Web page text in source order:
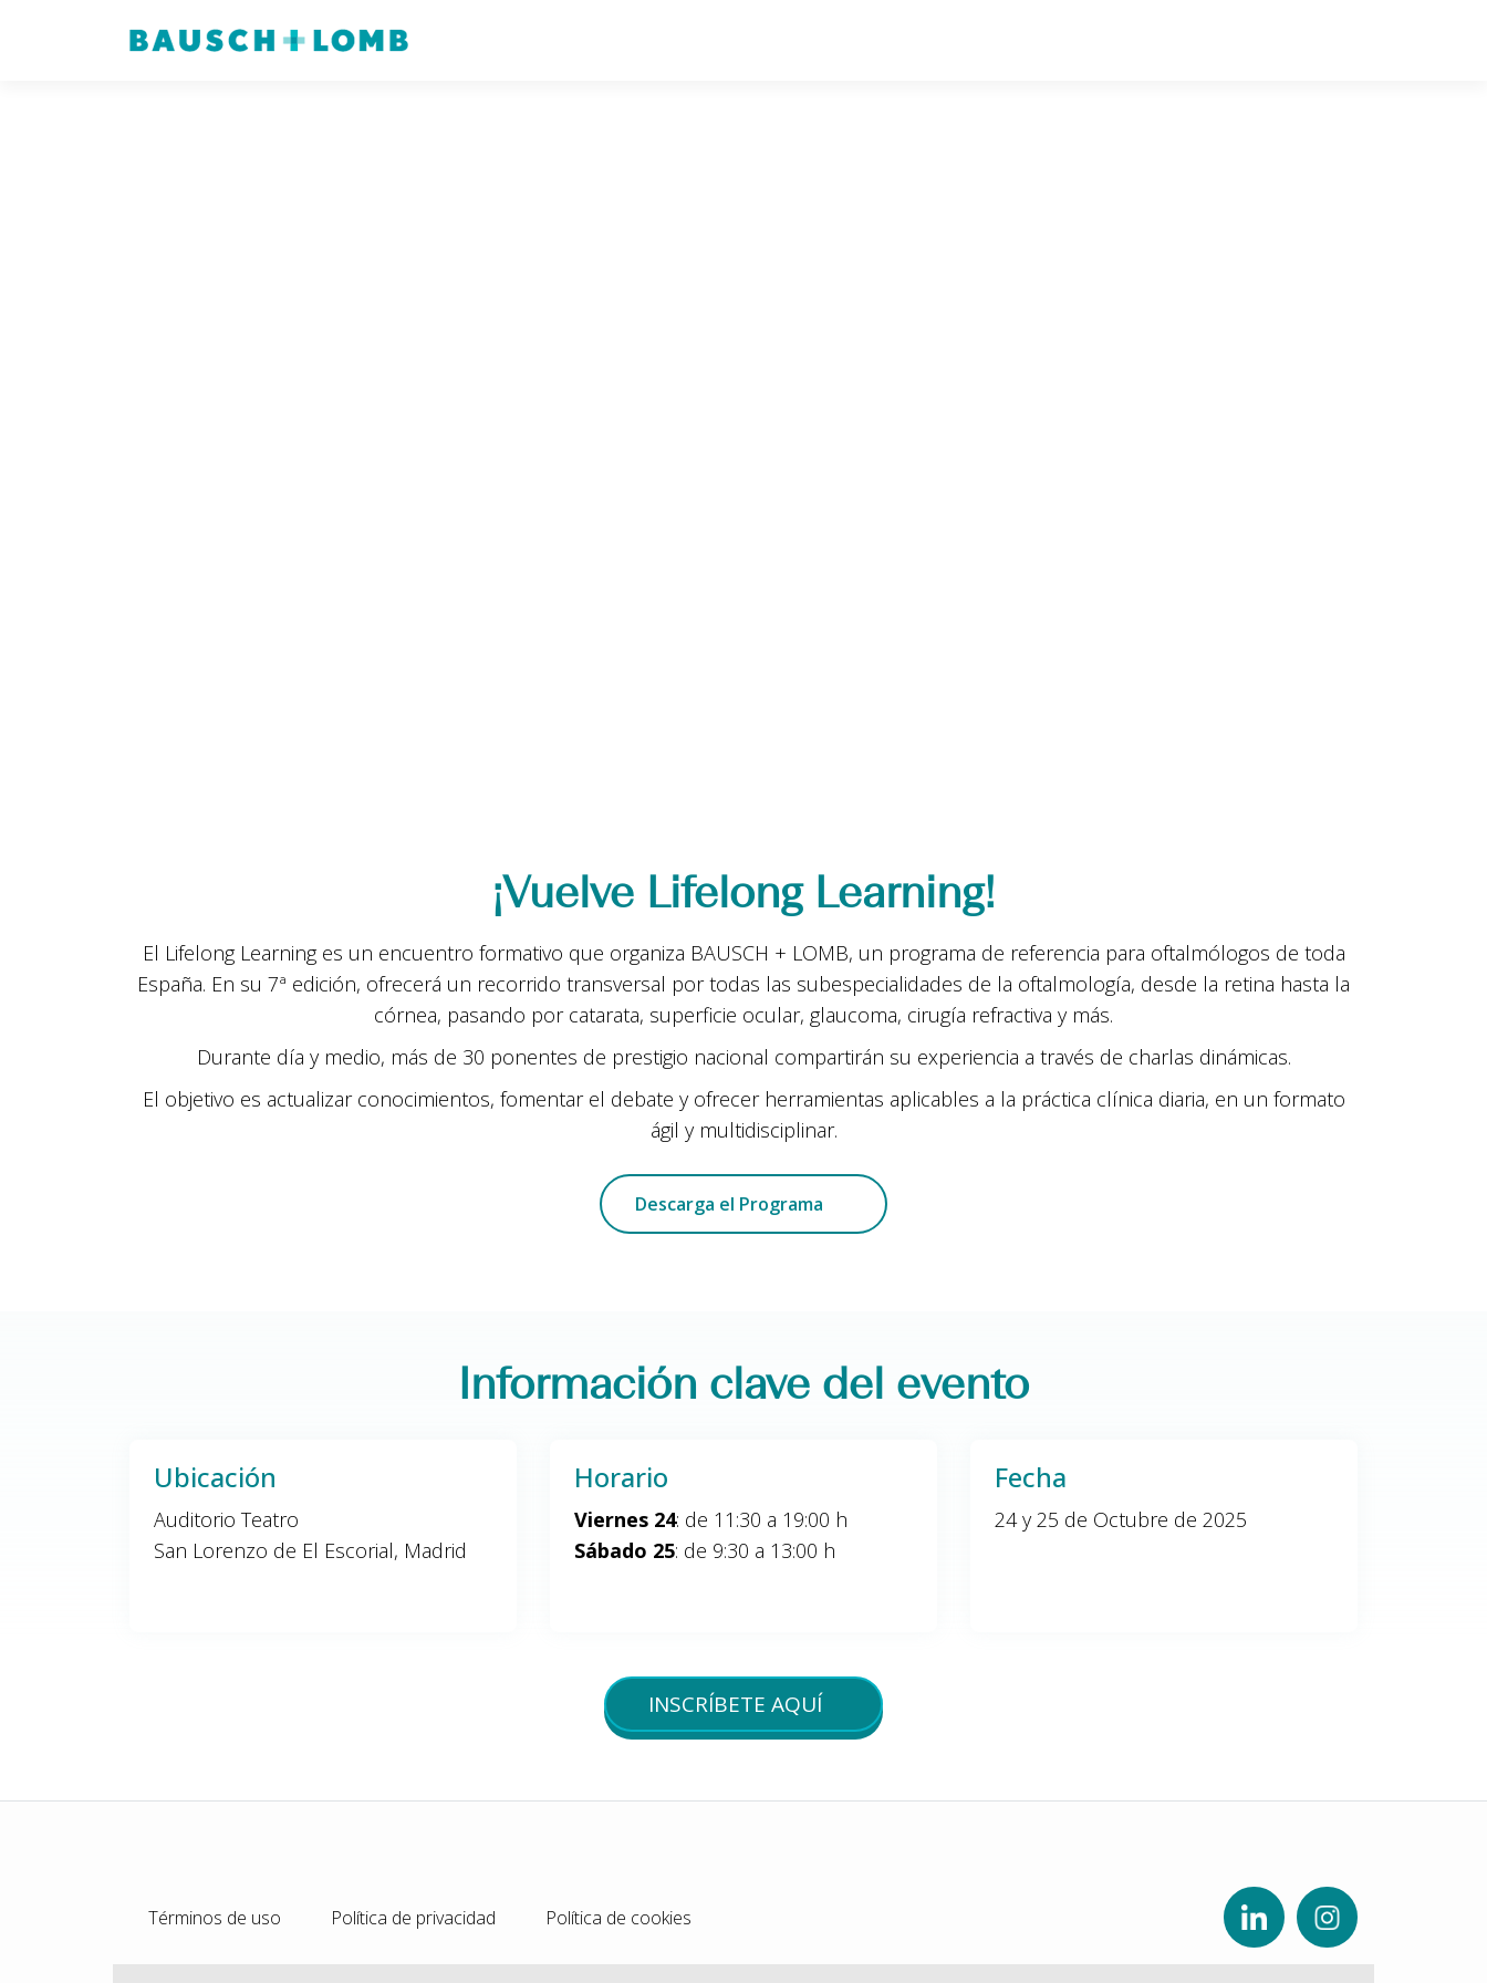
¡Vuelve Lifelong Learning!
El Lifelong Learning es un encuentro formativo que organiza BAUSCH + LOMB, un programa de referencia para oftalmólogos de toda
España. En su 7ª edición, ofrecerá un recorrido transversal por todas las subespecialidades de la oftalmología, desde la retina hasta la
córnea, pasando por catarata, superficie ocular, glaucoma, cirugía refractiva y más.
Durante día y medio, más de 30 ponentes de prestigio nacional compartirán su experiencia a través de charlas dinámicas.
El objetivo es actualizar conocimientos, fomentar el debate y ofrecer herramientas aplicables a la práctica clínica diaria, en un formato
ágil y multidisciplinar.
Descarga el Programa
Información clave del evento
Ubicación
Auditorio Teatro
San Lorenzo de El Escorial, Madrid
Horario
Viernes 24: de 11:30 a 19:00 h
Sábado 25: de 9:30 a 13:00 h
Fecha
24 y 25 de Octubre de 2025
INSCRÍBETE AQUÍ
Términos de uso Política de privacidad Política de cookies